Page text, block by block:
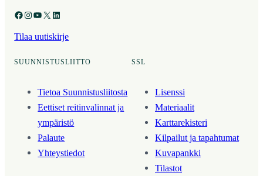
Facebook Instagram YouTube X LinkedIn
Tilaa uutiskirje
SUUNNISTUSLIITTO
Tietoa Suunnistusliitosta
Eettiset reitinvalinnat ja
ympäristö
Palaute
Yhteystiedot
SSL
Lisenssi
Materiaalit
Karttarekisteri
Kilpailut ja tapahtumat
Kuvapankki
Tilastot